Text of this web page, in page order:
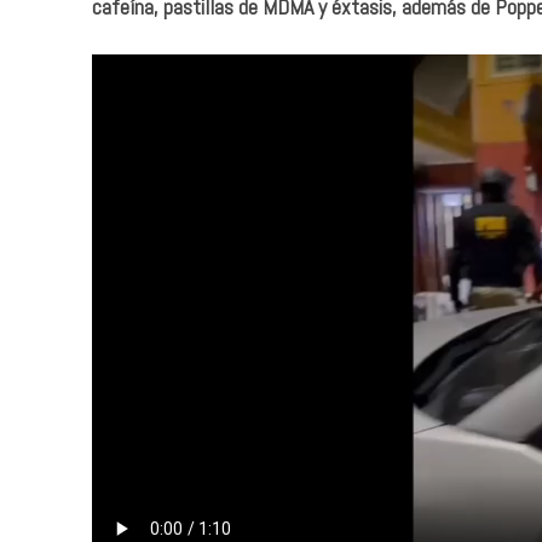
cafeína, pastillas de MDMA y éxtasis, además de